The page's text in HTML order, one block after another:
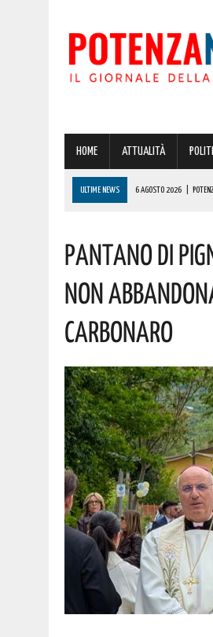
HOME ATTUALITÀ
ULTIME NEWS 6 AGOSTO 2026
6 AGOSTO 2026 CASE MOBILI E RECUPERO
6 AGOSTO 2026 | LUCE E GAS, PREZZI IN
Pantano Di
Non
Carbonaro